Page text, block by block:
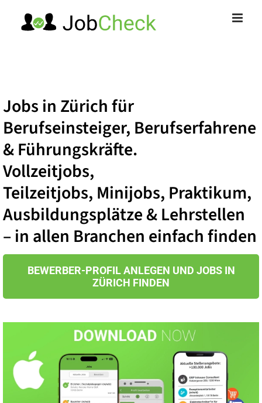
springen
Jobs in Zürichfür
Berufseinsteiger, Berufserfahrene
& Führungskräfte.
Vollzeitjobs,
Teilzeitjobs, Minijobs, Praktikum,
Ausbildungsplätze & Lehrstellen
– in allen Branchen einfach finden
BEWERBER-PROFIL ANLEGEN UND JOBS IN
ZÜRICH FINDEN